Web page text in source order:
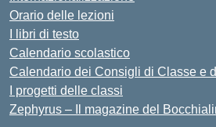
Orario delle lezioni
I libri di testo
Calendario scolastico
Calendario dei Consigli di Classe e
I progetti delle classi
Zephyrus – Il magazine del